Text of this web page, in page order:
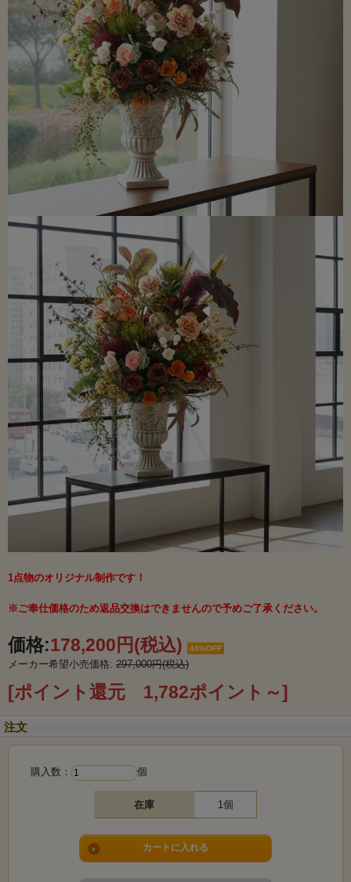
1点物のオリジナル制作です！
※ご奉仕価格のため返品交換はできませんので予めご了承ください。
価格:178,200円(税込) 40%OFF
メーカー希望小売価格: 297,000円(税込)
[ポイント還元 1,782ポイント～]
注文
購入数： 個
在庫 1個